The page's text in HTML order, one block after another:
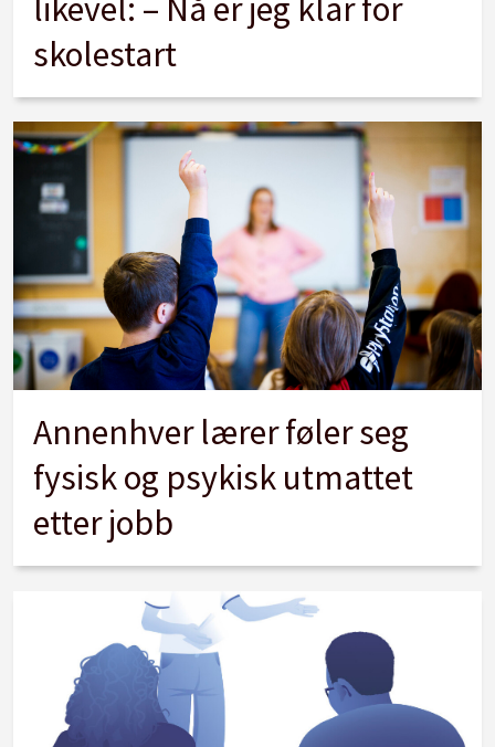
skolestart
Annenhver lærer føler seg
fysisk og psykisk utmattet
etter jobb